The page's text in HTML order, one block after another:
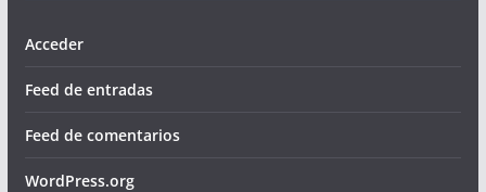
Acceder
Feed de entradas
Feed de comentarios
WordPress.org